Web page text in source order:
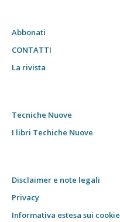
Abbonati
CONTATTI
La rivista
Tecniche Nuove
I libri Techiche Nuove
Disclaimer e note legali
Privacy
Informativa estesa sui cookie